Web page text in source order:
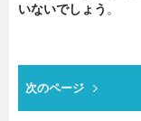
いないでしょう 。
次のページ